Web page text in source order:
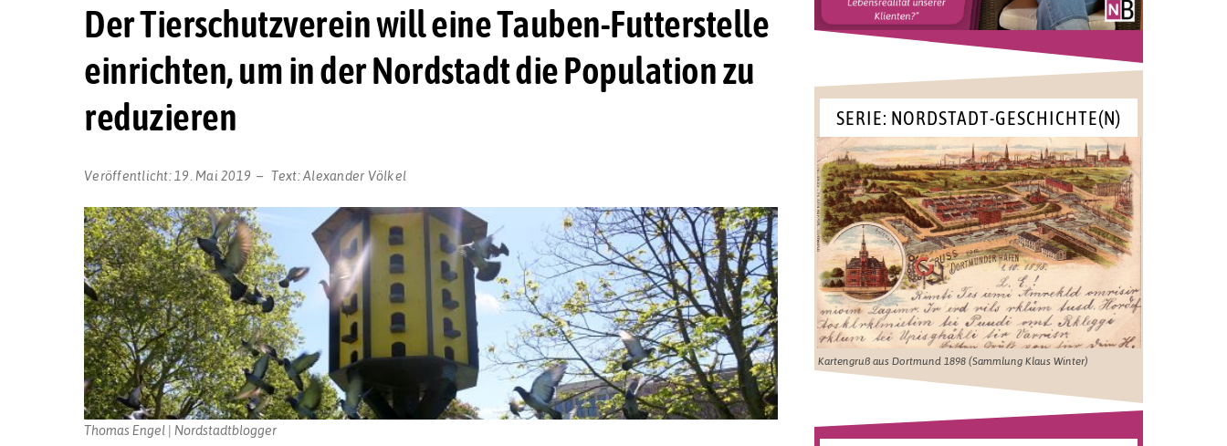
Der Tierschutzverein will eine Tauben-Futterstelle
einrichten, um in der Nordstadt die Population zu
reduzieren
Veröffentlicht: 19. Mai 2019 Text:Alexander Völkel
Thomas Engel | Nordstadtblogger
SERIE: NORDSTADT-GESCHICHTE(N)
Kartengruß aus Dortmund 1898 (Sammlung Klaus Winter)